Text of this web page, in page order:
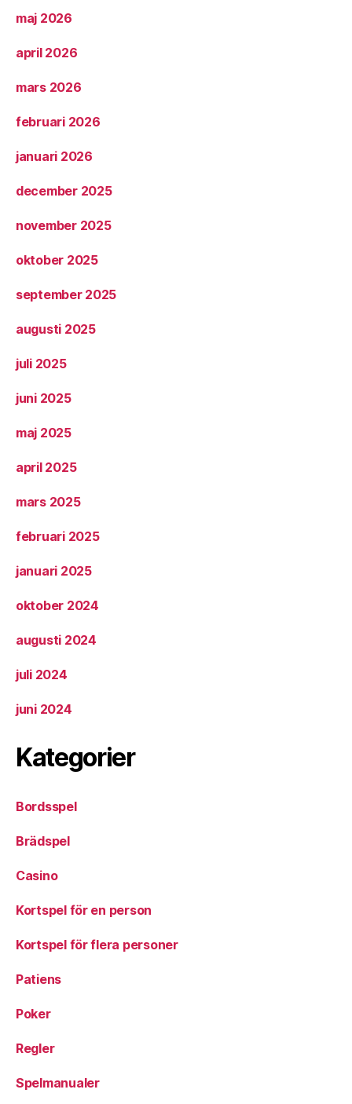
maj 2026
april 2026
mars 2026
februari 2026
januari 2026
december 2025
november 2025
oktober 2025
september 2025
augusti 2025
juli 2025
juni 2025
maj 2025
april 2025
mars 2025
februari 2025
januari 2025
oktober 2024
augusti 2024
juli 2024
juni 2024
Kategorier
Bordsspel
Brädspel
Casino
Kortspel för en person
Kortspel för flera personer
Patiens
Poker
Regler
Spelmanualer